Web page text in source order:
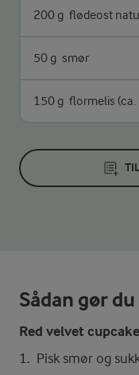
200 g flødeost
50 g smør
150 g flormelis
Sådan gør du
Red velvet
Pisk smør og